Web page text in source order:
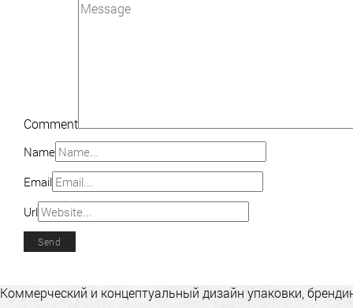
Comment
Name
Email
Url
Коммерческий и концептуальный дизайн упаковки,